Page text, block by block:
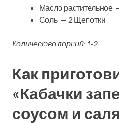
Масло растительное
Соль — 2 Щепотки
Количество порций: 1-2
Как
«Кабачки
соусом и